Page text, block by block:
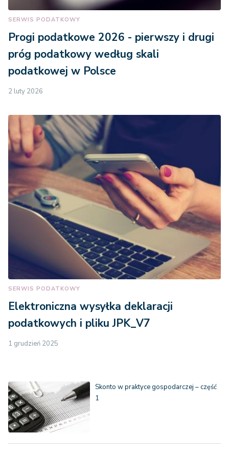
SERWIS PODATKOWY
Progi podatkowe 2026 - pierwszy i drugi
próg podatkowy według skali
podatkowej w Polsce
2 luty 2026
SERWIS PODATKOWY
Elektroniczna wysyłka deklaracji
podatkowych i pliku JPK_V7
1 grudzień 2025
Skonto w praktyce gospodarczej – część
1